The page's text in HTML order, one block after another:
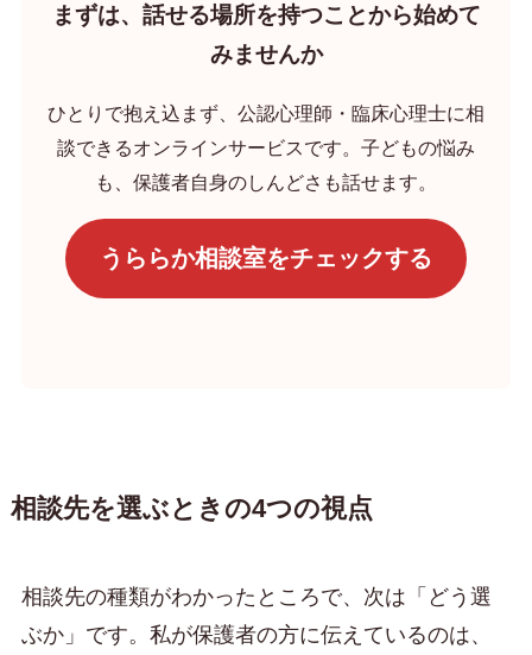
まずは、話せる場所を持つことから始めて
みませんか
ひとりで抱え込まず、公認心理師・臨床心理士に相
談できるオンラインサービスです。子どもの悩み
も、保護者自身のしんどさも話せます。
うららか相談室をチェックする
相談先を選ぶときの4つの視点
相談先の種類がわかったところで、次は「どう選
ぶか」です。私が保護者の方に伝えているのは、